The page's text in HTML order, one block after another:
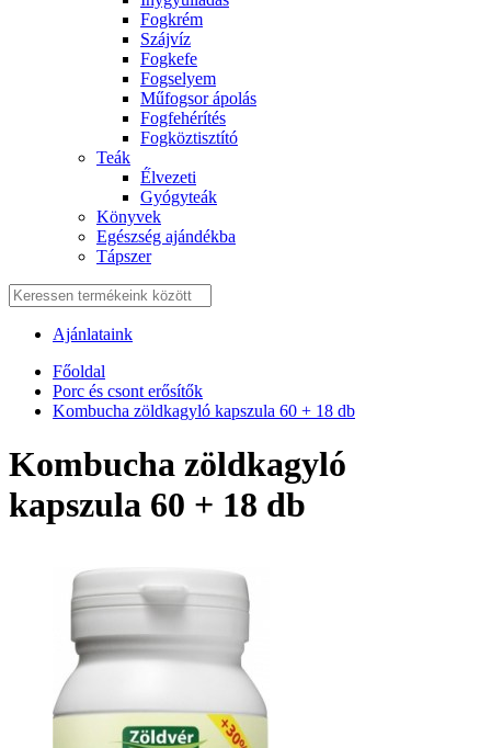
Fogkrém
Szájvíz
Fogkefe
Fogselyem
Műfogsor ápolás
Fogfehérítés
Fogköztisztító
Teák
É́lvezeti
Gyógyteák
Könyvek
Egészség ajándékba
Tápszer
Ajánlataink
Főoldal
Porc és csont erősítők
Kombucha zöldkagyló kapszula 60 + 18 db
Kombucha zöldkagyló
kapszula 60 + 18 db